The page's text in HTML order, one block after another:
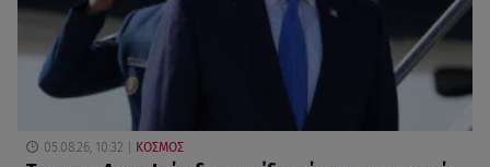
05.08.26, 10:32 ΚΟΣΜΟΣ